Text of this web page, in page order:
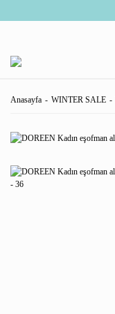
Anasayfa WINTER SALE